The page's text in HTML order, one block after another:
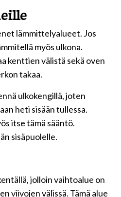
lämmittelyalueet. Jos
myös ulkona.
kenttien välistä sekä oven
takaa.
ulkokengillä, joten
heti sisään tullessa.
itse tämä sääntö.
sisäpuolelle.
jolloin vaihtoalue on
viivojen välissä. Tämä alue